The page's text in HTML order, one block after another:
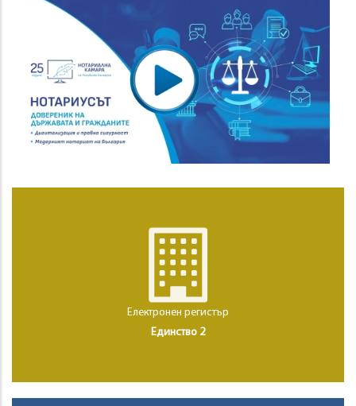
Електронен регистър
Единство 2